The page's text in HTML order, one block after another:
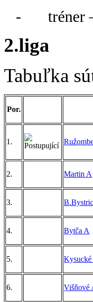
-
tréner
2.liga
Tabuľka
Por.
1.
2. Martin A
3.
4. Bytča A
5.
6. Višňové